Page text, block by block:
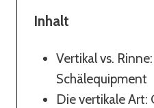
Inhalt
Vertikal vs.
Schälequipment
Die vertikale Art: